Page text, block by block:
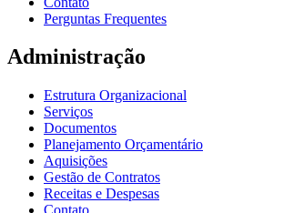
Perguntas Frequentes
Administração
Estrutura Organizacional
Serviços
Documentos
Planejamento Orçamentário
Aquisições
Gestão de Contratos
Receitas e Despesas